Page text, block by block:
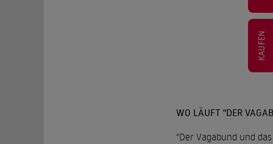
KAUFEN
WO LÄUFT "DER
"Der Vagabund und